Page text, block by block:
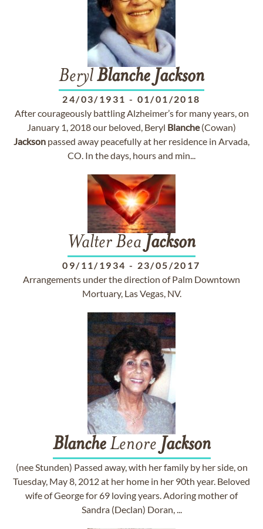
BerylBlanche Jackson
24/03/1931 - 01/01/2018
After courageously battling Alzheimer’s for many years, on
January 1, 2018 our beloved, Beryl Blanche(Cowan)
Jackson passed away peacefully at her residence in Arvada,
CO. In the days, hours and min...
Walter Bea Jackson
09/11/1934 - 23/05/2017
Arrangements under the direction of Palm Downtown
Mortuary, Las Vegas, NV.
BlancheLenore Jackson
(nee Stunden) Passed away, with her family by her side, on
Tuesday, May 8, 2012 at her home in her 90th year. Beloved
wife of George for 69 loving years. Adoring mother of
Sandra (Declan) Doran, ...